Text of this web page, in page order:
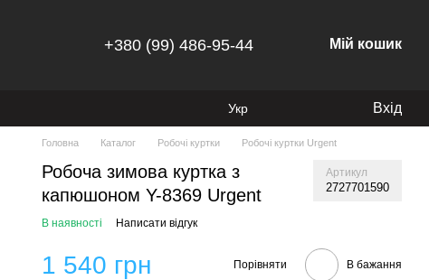
+380 (99) 486-95-44 Мій кошик
Укр Вхід
Головна Каталог Робочі куртки Робочі куртки Urgent
Робоча зимова куртка з
капюшоном Y-8369 Urgent
Артикул
2727701590
В наявності Написати відгук
1 540 грн Порівняти В бажання